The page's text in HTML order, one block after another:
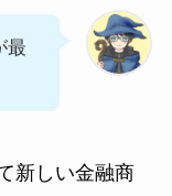
最
新しい金融商